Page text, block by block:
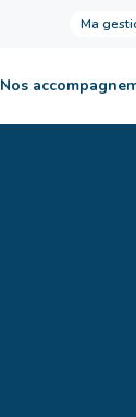
Ma
Nos